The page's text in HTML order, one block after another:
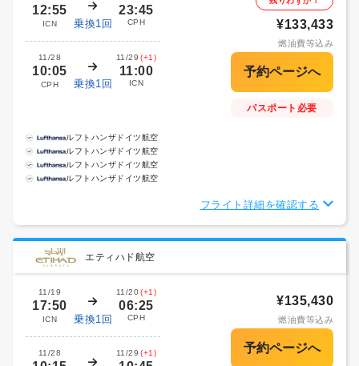
12:55
ICN 乗換1回
23:45
CPH
11/28
10:05
CPH 乗換1回
11/29 (+1)
11:00
ICN
¥133,433
燃油費等込み
パスポート必要
ルフトハンザドイツ航空
ルフトハンザドイツ航空
ルフトハンザドイツ航空
ルフトハンザドイツ航空
フライト詳細を確認する
エティハド航空
11/19
17:50
ICN 乗換1回
11/20 (+1)
06:25
CPH
11/28 11/29 (+1)
¥135,430
燃油費等込み